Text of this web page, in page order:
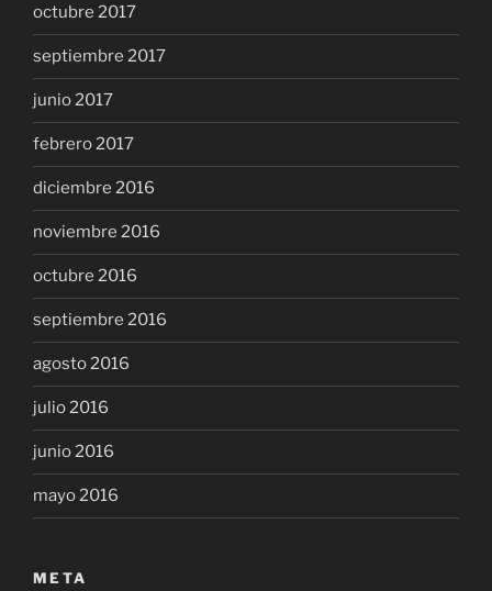
octubre 2017
septiembre 2017
junio 2017
febrero 2017
diciembre 2016
noviembre 2016
octubre 2016
septiembre 2016
agosto 2016
julio 2016
junio 2016
mayo 2016
META